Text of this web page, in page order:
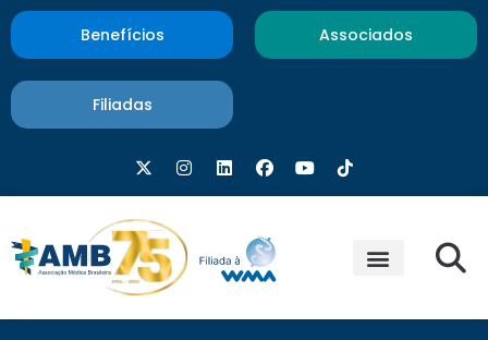
Benefícios Associados
Filiadas